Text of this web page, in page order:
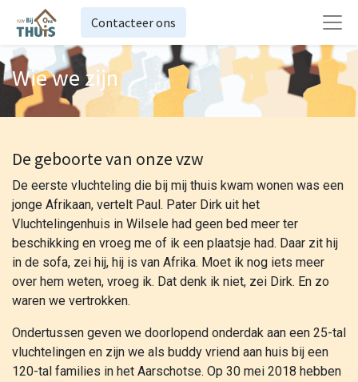
Contacteer ons
Wie we zijn
De geboorte van onze vzw
De eerste vluchteling die bij mij thuis kwam wonen was een
jonge Afrikaan, vertelt Paul. Pater Dirk uit het
Vluchtelingenhuis in Wilsele had geen bed meer ter
beschikking en vroeg me of ik een plaatsje had. Daar zit hij
in de sofa, zei hij, hij is van Afrika. Moet ik nog iets meer
over hem weten, vroeg ik. Dat denk ik niet, zei Dirk. En zo
waren we vertrokken.
Ondertussen geven we doorlopend onderdak aan een 25-tal
vluchtelingen en zijn we als buddy vriend aan huis bij een
120-tal families in het Aarschotse. Op 30 mei 2018 hebben